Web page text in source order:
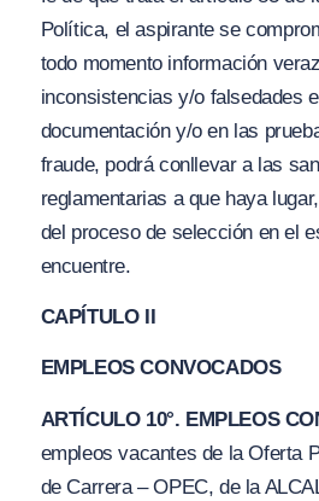
Política, el aspirante se
todo momento información
inconsistencias y/o falsedades
documentación y/o en las
fraude, podrá conllevar a las
reglamentarias a que haya
del proceso de selección en el
encuentre.
CAPÍTULO II
EMPLEOS CONVOCADOS
ARTÍCULO 10°. EMPLEOS
empleos vacantes de la Oferta
de Carrera – OPEC, de la